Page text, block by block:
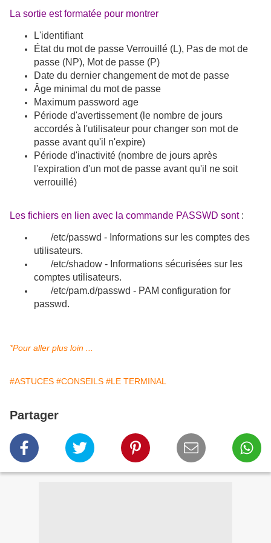
La sortie est formatée pour montrer
L'identifiant
État du mot de passe Verrouillé (L), Pas de mot de
passe (NP), Mot de passe (P)
Date du dernier changement de mot de passe
Âge minimal du mot de passe
Maximum password age
Période d'avertissement (le nombre de jours
accordés à l'utilisateur pour changer son mot de
passe avant qu'il n'expire)
Période d'inactivité (nombre de jours après
l'expiration d'un mot de passe avant qu'il ne soit
verrouillé)
Les fichiers en lien avec la commande PASSWD sont:
/etc/passwd - Informations sur les comptes des
utilisateurs.
/etc/shadow - Informations sécurisées sur les
comptes utilisateurs.
/etc/pam.d/passwd - PAM configuration for
passwd.
*Pour aller plus loin ...
#ASTUCES #CONSEILS #LE TERMINAL
Partager